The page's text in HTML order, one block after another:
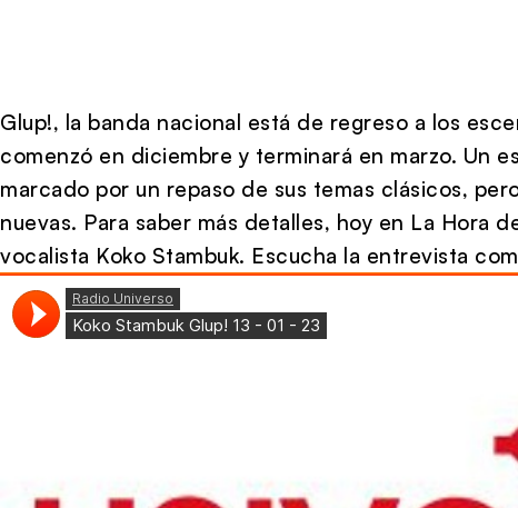
Glup!, la banda nacional está de regreso a los
comenzó en diciembre y terminará en marzo. Un
marcado por un repaso de sus temas clásicos,
nuevas. Para saber más detalles, hoy en La Hora
vocalista Koko Stambuk. Escucha la entrevista